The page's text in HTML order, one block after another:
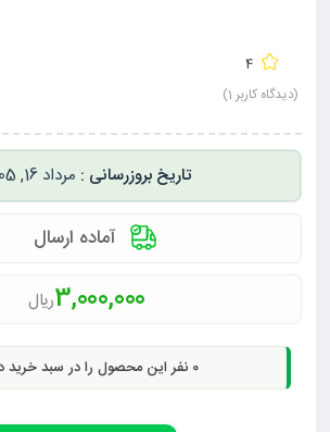
4
(دیدگاه کاربر 1
)
مرداد 16, 1405
آماده ارسال
3,000,000ریال
0 نفر این محصول را در سبد خرید